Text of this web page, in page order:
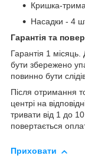
Кришка-
Насадки - 4
Гарантія та
Гарантія 1
бути збережено
повинно бути
Після отримання
центрі на
тривати від 1 до
повертається
Приховати